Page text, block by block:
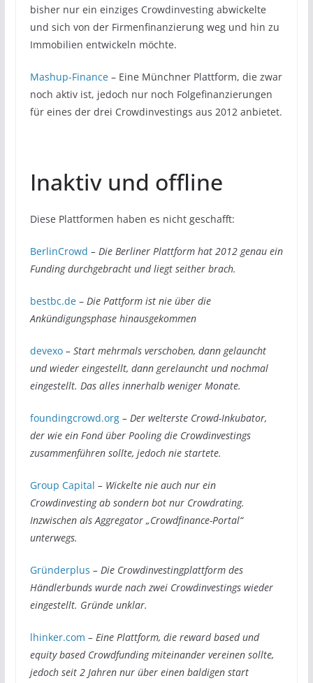
bisher nur ein einziges Crowdinvesting abwickelte
und sich von der Firmenfinanzierung weg und hin zu
Immobilien entwickeln möchte.
Mashup-Finance– Eine Münchner Plattform, die zwar
noch aktiv ist, jedoch nur noch Folgefinanzierungen
für eines der drei Crowdinvestings aus 2012 anbietet.
Inaktiv und offline
Diese Plattformen haben es nicht geschafft:
BerlinCrowd – Die Berliner Plattform hat 2012 genau ein
Funding durchgebracht und liegt seither brach.
bestbc.de– Die Pattform ist nie über die
Ankündigungsphase hinausgekommen
devexo – Start mehrmals verschoben, dann gelauncht
und wieder eingestellt, dann gerelauncht und nochmal
eingestellt. Das alles innerhalb weniger Monate.
foundingcrowd.org– Der welterste Crowd-Inkubator,
der wie ein Fond über Pooling die Crowdinvestings
zusammenführen sollte, jedoch nie startete.
Group Capital – Wickelte nie auch nur ein
Crowdinvesting ab sondern bot nur Crowdrating.
Inzwischen als Aggregator „Crowdfinance-Portal“
unterwegs.
Gründerplus – Die Crowdinvestingplattform des
Händlerbunds wurde nach zwei Crowdinvestings wieder
eingestellt. Gründe unklar.
lhinker.com – Eine Plattform, die reward based und
equity based Crowdfunding miteinander vereinen sollte,
jedoch seit 2 Jahren nur über einen baldigen start